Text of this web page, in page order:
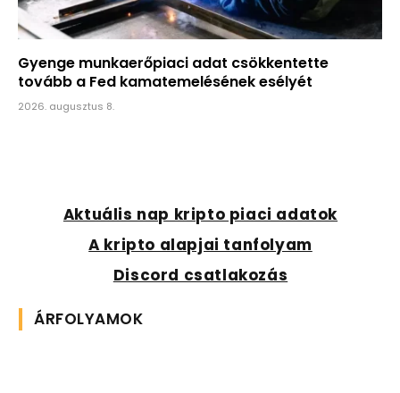
Gyenge munkaerőpiaci adat csökkentette
tovább a Fed kamatemelésének esélyét
2026. augusztus 8.
Aktuális nap kripto piaci adatok
A kripto alapjai tanfolyam
Discord csatlakozás
ÁRFOLYAMOK